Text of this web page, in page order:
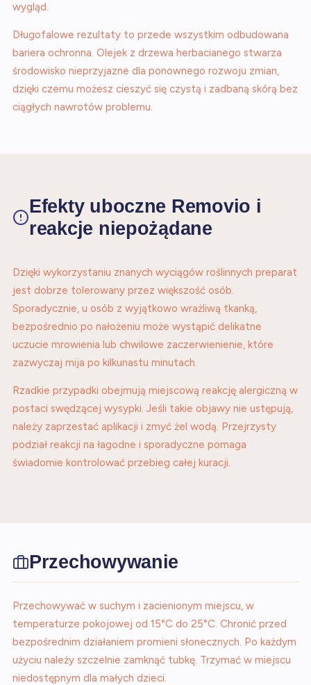
wygląd.
Długofalowe rezultaty to przede wszystkim odbudowana
bariera ochronna. Olejek z drzewa herbacianego stwarza
środowisko nieprzyjazne dla ponownego rozwoju zmian,
dzięki czemu możesz cieszyć się czystą i zadbaną skórą bez
ciągłych nawrotów problemu.
Efekty uboczne Removio i
reakcje niepożądane
Dzięki wykorzystaniu znanych wyciągów roślinnych preparat
jest dobrze tolerowany przez większość osób.
Sporadycznie, u osób z wyjątkowo wrażliwą tkanką,
bezpośrednio po nałożeniu może wystąpić delikatne
uczucie mrowienia lub chwilowe zaczerwienienie, które
zazwyczaj mija po kilkunastu minutach.
Rzadkie przypadki obejmują miejscową reakcję alergiczną w
postaci swędzącej wysypki. Jeśli takie objawy nie ustępują,
należy zaprzestać aplikacji i zmyć żel wodą. Przejrzysty
podział reakcji na łagodne i sporadyczne pomaga
świadomie kontrolować przebieg całej kuracji.
Przechowywanie
Przechowywać w suchym i zacienionym miejscu, w
temperaturze pokojowej od 15°C do 25°C. Chronić przed
bezpośrednim działaniem promieni słonecznych. Po każdym
użyciu należy szczelnie zamknąć tubkę. Trzymać w miejscu
niedostępnym dla małych dzieci.